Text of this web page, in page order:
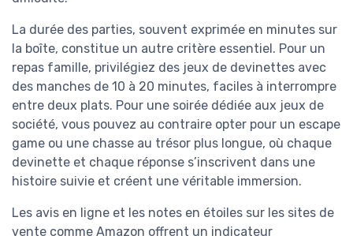
La durée des parties, souvent exprimée en minutes sur
la boîte, constitue un autre critère essentiel. Pour un
repas famille, privilégiez des jeux de devinettes avec
des manches de 10 à 20 minutes, faciles à interrompre
entre deux plats. Pour une soirée dédiée aux jeux de
société, vous pouvez au contraire opter pour un escape
game ou une chasse au trésor plus longue, où chaque
devinette et chaque réponse s’inscrivent dans une
histoire suivie et créent une véritable immersion.
Les avis en ligne et les notes en étoiles sur les sites de
vente comme Amazon offrent un indicateur